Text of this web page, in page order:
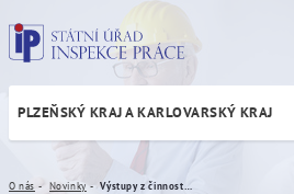
Výstupy z
PLZEŇSKÝ KRAJ A KARLOVARSKÝ KRAJ
O nás Novinky